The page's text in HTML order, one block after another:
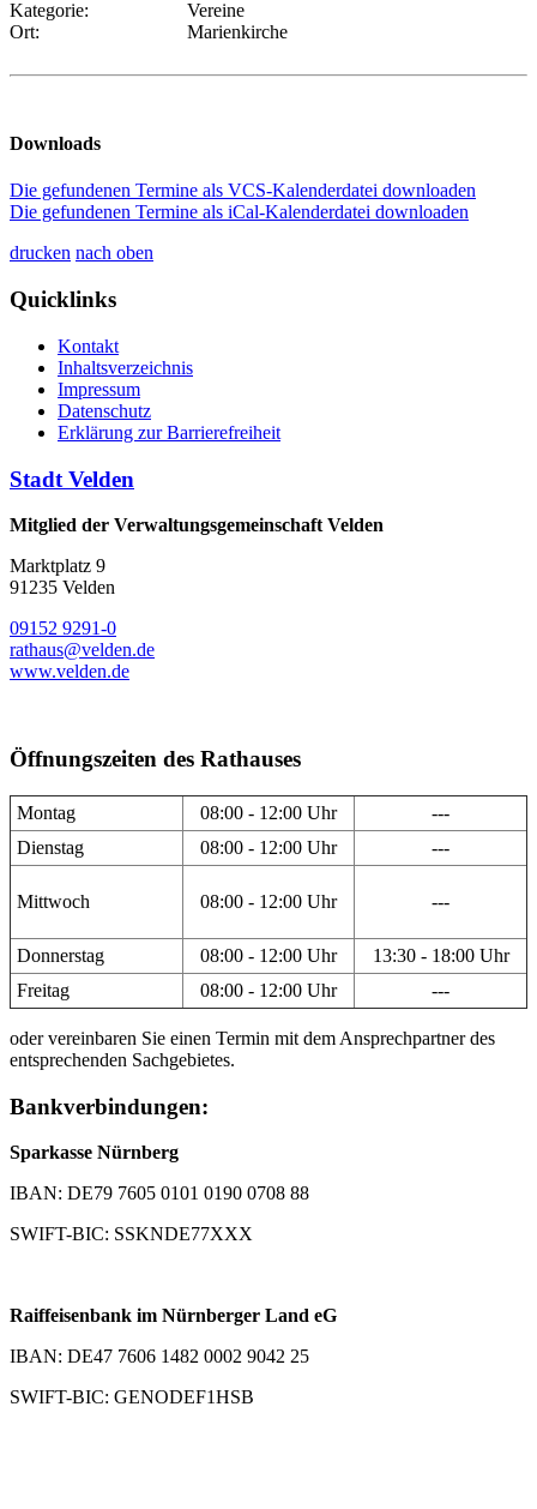
Kategorie:
Vereine
Ort:
Marienkirche
Downloads
Die gefundenen Termine als VCS-Kalenderdatei downloaden
Die gefundenen Termine als iCal-Kalenderdatei downloaden
drucken nach oben
Quicklinks
Kontakt
Inhaltsverzeichnis
Impressum
Datenschutz
Erklärung zur Barrierefreiheit
Stadt Velden
Mitglied der Verwaltungsgemeinschaft Velden
Marktplatz 9
91235 Velden
09152 9291-0
rathaus@velden.de
www.velden.de
Öffnungszeiten des Rathauses
Montag 08:00 - 12:00 Uhr
---
Dienstag
08:00 - 12:00 Uhr ---
Mittwoch 08:00 - 12:00 Uhr ---
Donnerstag 08:00 - 12:00 Uhr
13:30 - 18:00 Uhr
Freitag
08:00 - 12:00 Uhr ---
oder vereinbaren Sie einen Termin mit dem Ansprechpartner des
entsprechenden Sachgebietes.
Bankverbindungen:
Sparkasse Nürnberg
IBAN: DE79 7605 0101 0190 0708 88
SWIFT-BIC: SSKNDE77XXX
Raiffeisenbank im Nürnberger Land eG
IBAN: DE47 7606 1482 0002 9042 25
SWIFT-BIC: GENODEF1HSB